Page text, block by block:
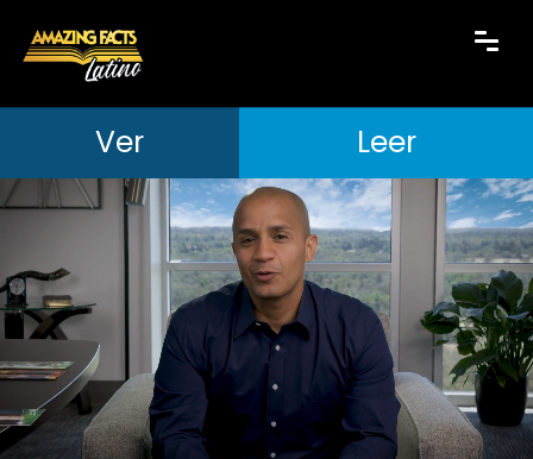
Ver Leer